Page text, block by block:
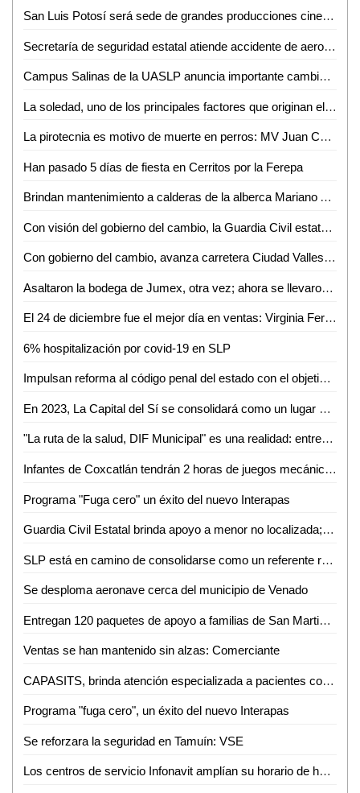
San Luis Potosí será sede de grandes producciones cinematográficas en 2023: Sectur
Secretaría de seguridad estatal atiende accidente de aeronave en el municipio de venado
Campus Salinas de la UASLP anuncia importante cambio en la oferta educativa
La soledad, uno de los principales factores que originan el suicidio en fin de año: Asaf Salathiel
La pirotecnia es motivo de muerte en perros: MV Juan Carlos Barrios
Han pasado 5 días de fiesta en Cerritos por la Ferepa
Brindan mantenimiento a calderas de la alberca Mariano Arista
Con visión del gobierno del cambio, la Guardia Civil estatal obtiene históricos resultados y profunda consolidación en este 2022
Con gobierno del cambio, avanza carretera Ciudad Valles-El Naranjo
Asaltaron la bodega de Jumex, otra vez; ahora se llevaron 150 mil en efectivo
El 24 de diciembre fue el mejor día en ventas: Virginia Fernández
6% hospitalización por covid-19 en SLP
Impulsan reforma al código penal del estado con el objetivo de adicionar el delito de autorización indebida de ocupación de suelo
En 2023, La Capital del Sí se consolidará como un lugar atractivo para la inversión
"La ruta de la salud, DIF Municipal" es una realidad: entregan apoyos a gran número de potosinas y potosinos en situación vulnerable
Infantes de Coxcatlán tendrán 2 horas de juegos mecánicos gratis
Programa "Fuga cero" un éxito del nuevo Interapas
Guardia Civil Estatal brinda apoyo a menor no localizada; fue reunida con su familia
SLP está en camino de consolidarse como un referente regional en la búsqueda de personas desaparecidas
Se desploma aeronave cerca del municipio de Venado
Entregan 120 paquetes de apoyo a familias de San Martin Chalchicuautla
Ventas se han mantenido sin alzas: Comerciante
CAPASITS, brinda atención especializada a pacientes con vih e infecciones de transmisión sexual
Programa "fuga cero", un éxito del nuevo Interapas
Se reforzara la seguridad en Tamuín: VSE
Los centros de servicio Infonavit amplían su horario de hoy hasta las 18:30 horas